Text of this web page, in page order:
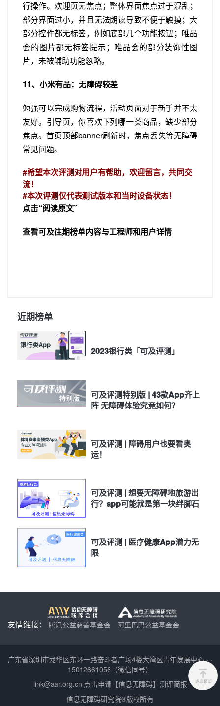
行操作。欢迎页无焦点；整体界面焦点过于混乱；
部分界面过小，并且无法朗读导致不便于触摸；大
部分控件都无标签，例如底部几个功能按钮；唯品
会的图片都无标签提示；唯品会的部分装饰性图
片，未被辅助功能忽略。
11、小米有品：无障碍较差
勉强可以完成购物流程，活动页面对于新手并不太
友好。引导页，你喜欢下列哪一类商品，缺少部分
焦点。首页顶部banner刷新时，焦点丢失等无障碍
常见问题。
#希望本次评测对用户有帮助，欢迎留言，共同交
流！
#本次评测仅代表测试版本和当时设备状态！
点击“阅读原文”
查看可及往期榜单内容与工程师和用户详情
近期榜单
2023银行类「可及评测」
可及评测特别版 | 43款App齐上
阵 无障碍体验究竟如何？
可及评测 | 障碍用户也要看奥
运！
可及评测 | 想要无障碍地旅游出
行？app可能就是第一块绊脚石
可及评测 | 医疗健康App潜力无
限
友情链接： 腾讯公益慈善基金会 阿里巴巴公益基金会
广东省深圳市龙华区东环一路奋斗者广场4楼大湾区青年发展中心· ·
15012661056（微信同号）
link@aar.org.cn 点击申请【信息无障碍】测评简报
信息无障碍研究院®版权所有